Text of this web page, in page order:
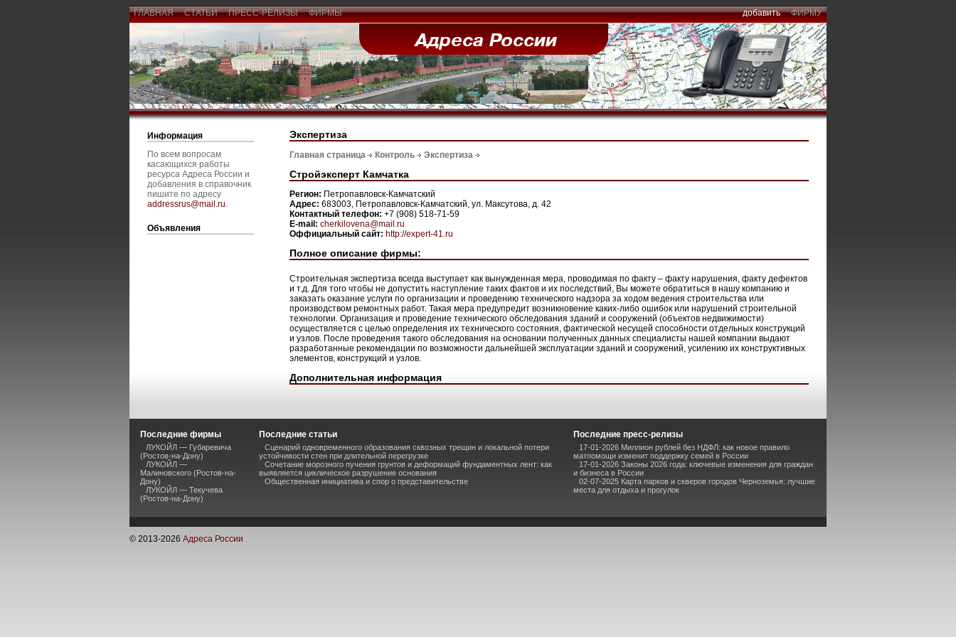
ГЛАВНАЯ СТАТЬИ ПРЕСС-РЕЛИЗЫ ФИРМЫ добавить ФИРМУ
Информация
По всем вопросам
касающихся работы
ресурса Адреса России и
добавления в справочник
пишите по адресу
addressrus@mail.ru.
Объявления
Экспертиза
Главная страница Контроль Экспертиза
Стройэксперт Камчатка
Регион: Петропавловск-Камчатский
Адрес: 683003, Петропавловск-Камчатский, ул. Максутова, д. 42
Контактный телефон: +7 (908) 518-71-59
E-mail: cherkilovena@mail.ru
Оффициальный сайт: http://expert-41.ru
Полное описание фирмы:
Строительная экспертиза всегда выступает как вынужденная мера, проводимая по факту – факту нарушения, факту дефектов
и т.д. Для того чтобы не допустить наступление таких фактов и их последствий, Вы можете обратиться в нашу компанию и
заказать оказание услуги по организации и проведению технического надзора за ходом ведения строительства или
производством ремонтных работ. Такая мера предупредит возникновение каких-либо ошибок или нарушений строительной
технологии. Организация и проведение технического обследования зданий и сооружений (объектов недвижимости)
осуществляется с целью определения их технического состояния, фактической несущей способности отдельных конструкций
и узлов. После проведения такого обследования на основании полученных данных специалисты нашей компании выдают
разработанные рекомендации по возможности дальнейшей эксплуатации зданий и сооружений, усилению их конструктивных
элементов, конструкций и узлов.
Дополнительная информация
Последние фирмы
ЛУКОЙЛ — Губаревича
(Ростов-на-Дону)
ЛУКОЙЛ —
Малиновского (Ростов-на-
Дону)
ЛУКОЙЛ — Текучева
(Ростов-на-Дону)
Последние статьи
Сценарий одновременного образования сквозных трещин и локальной потери
устойчивости стен при длительной перегрузке
Сочетание морозного пучения грунтов и деформаций фундаментных лент: как
выявляется циклическое разрушение основания
Общественная инициатива и спор о представительстве
Последние пресс-релизы
17-01-2026 Миллион рублей без НДФЛ: как новое правило
матпомощи изменит поддержку семей в России
17-01-2026 Законы 2026 года: ключевые изменения для граждан
и бизнеса в России
02-07-2025 Карта парков и скверов городов Черноземья: лучшие
места для отдыха и прогулок
© 2013-2026 Адреса России